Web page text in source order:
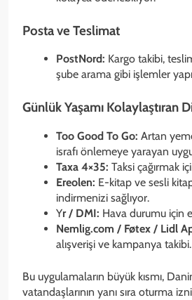
Posta ve Teslimat
PostNord: Kargo takibi,
şube arama gibi işlemler
Günlük Yaşamı Kolaylaştıran
Too Good To Go: Artan
israfı önlemeye yarayan
Taxa 4×35: Taksi çağırmak
Ereolen: E-kitap ve sesli
indirmenizi sağlıyor.
Yr / DMI: Hava durumu için
Nemlig.com / Føtex / Lidl
alışverişi ve kampanya takibi.
Bu uygulamaların büyük kısmı,
vatandaşlarının yanı sıra oturma